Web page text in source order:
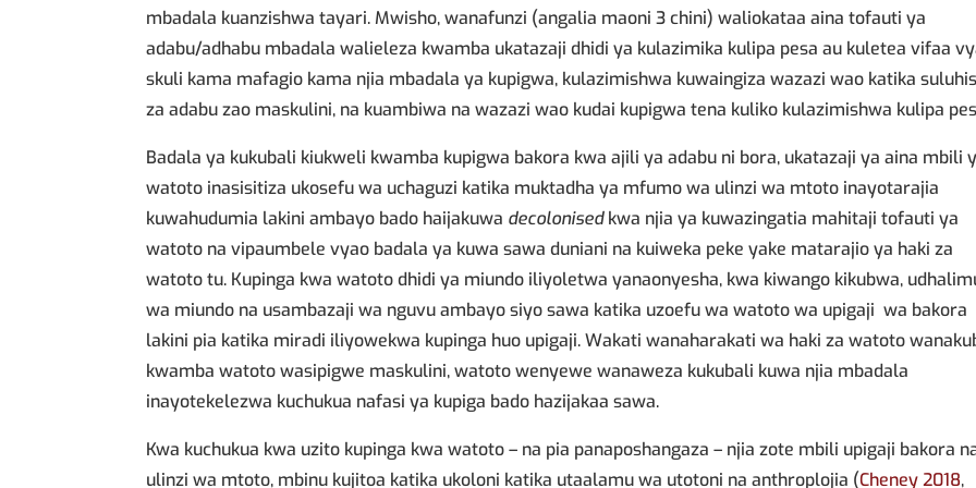
mbadala kuanzishwa tayari. Mwisho, wanafunzi (angalia maoni 3 chini) waliokataa aina tofauti ya
adabu/adhabu mbadala walieleza kwamba ukatazaji dhidi ya kulazimika kulipa pesa au kuletea vifaa
skuli kama mafagio kama njia mbadala ya kupigwa, kulazimishwa kuwaingiza wazazi wao katika
za adabu zao maskulini, na kuambiwa na wazazi wao kudai kupigwa tena kuliko kulazimishwa kulipa
Badala ya kukubali kiukweli kwamba kupigwa bakora kwa ajili ya adabu ni bora, ukatazaji ya aina mbili
watoto inasisitiza ukosefu wa uchaguzi katika muktadha ya mfumo wa ulinzi wa mtoto inayotarajia
kuwahudumia lakini ambayo bado haijakuwa decolonisedkwa njia ya kuwazingatia mahitaji tofauti ya
watoto na vipaumbele vyao badala ya kuwa sawa duniani na kuiweka peke yake matarajio ya haki za
watoto tu. Kupinga kwa watoto dhidi ya miundo iliyoletwa yanaonyesha, kwa kiwango kikubwa,
wa miundo na usambazaji wa nguvu ambayo siyo sawa katika uzoefu wa watoto wa upigaji wa bakora
lakini pia katika miradi iliyowekwa kupinga huo upigaji. Wakati wanaharakati wa haki za watoto
kwamba watoto wasipigwe maskulini, watoto wenyewe wanaweza kukubali kuwa njia mbadala
inayotekelezwa kuchukua nafasi ya kupiga bado hazijakaa sawa.
Kwa kuchukua kwa uzito kupinga kwa watoto – na pia panaposhangaza – njia zote mbili upigaji bakora
ulinzi wa mtoto, mbinu kujitoa katika ukoloni katika utaalamu wa utotoni na anthroplojia (Cheney 2018,